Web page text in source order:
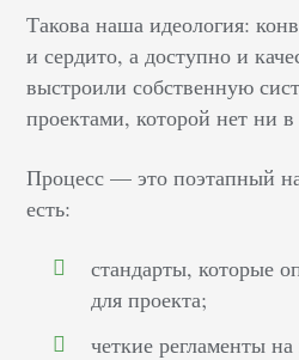
Такова наша идеология:
и сердито, а доступно и
выстроили собственную
проектами, которой нет ни
Процесс — это поэтапный
есть:
стандарты, которые
для проекта;
четкие регламенты